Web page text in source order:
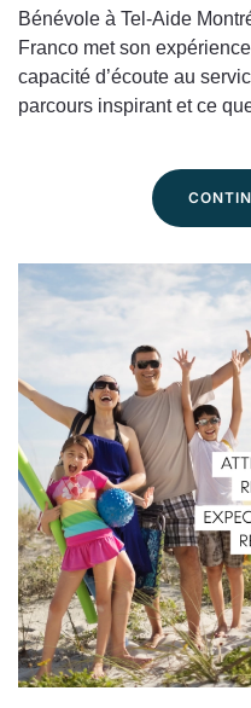
coeur
de
l’écoute
:
en
active
Bénévole à Tel-Aide
Franco met son
capacité d’écoute au
parcours inspirant et ce